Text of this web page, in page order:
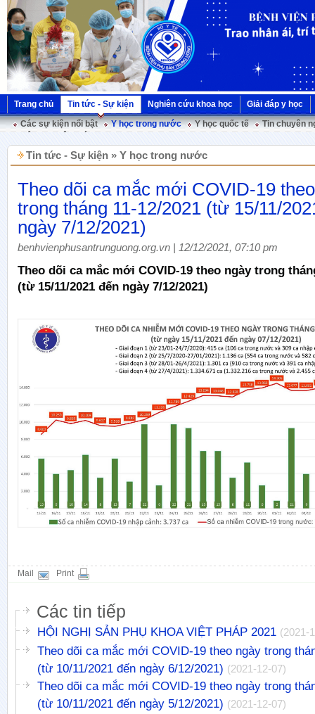
Trang chủ Tin tức - Sự kiện Nghiên cứu khoa học
Giải đáp y học
Các sự kiện nổi bật
Y học trong nước Y học quốc tế
Tin chuyên
Tin tức - Sự kiện » Y học trong nước
Theo dõi ca mắc mới COVID-19
trong tháng 11-12/2021 (từ 15/11/
ngày 7/12/2021)
benhvienphusantrunguong.org.vn | 12/12/2021, 07:10 pm
Theo dõi ca mắc mới COVID-19 theo ngày trong
(từ 15/11/2021 đến ngày 7/12/2021)
Mail Print
Các tin tiếp
HỘI NGHỊ SẢN PHỤ KHOA VIỆT PHÁP 2021 (2021-
Theo dõi ca mắc mới COVID-19 theo ngày trong
(từ 10/11/2021 đến ngày 6/12/2021) (2021-12-07)
Theo dõi ca mắc mới COVID-19 theo ngày trong
(từ 10/11/2021 đến ngày 5/12/2021) (2021-12-07)